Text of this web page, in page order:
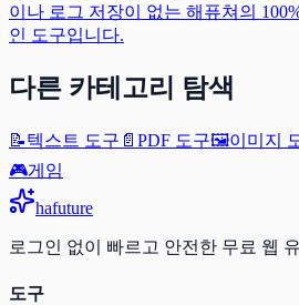
이나 로그 저장이 없는 해퓨쳐의
인 도구입니다.
다른 카테고리 탐색
📝텍스트 도구 📄 PDF 도구🖼️이미지
🎮게임
hafuture
로그인 없이 빠르고 안전한 무료 웹
도구